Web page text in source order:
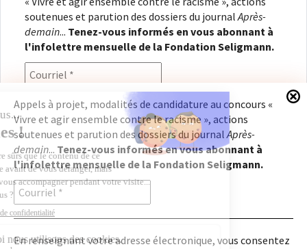
soutenues et parution des dossiers du journal Après-
demain... Tenez-vous informés en vous abonnant à
l'infolettre mensuelle de la Fondation Seligmann.
En renseignant votre adresse électronique, vous
consentez à recevoir l'infolettre de la Fondation
Seligmann, conformément à notrepolitique de
confidentialité. Il vous sera possible de vous
désabonner à tout moment.
Appels à projet, modalités de candidature au concours «
Vivre et agir ensemble contre le racisme », actions
soutenues et parution des dossiers du journalAprès-
demain... Tenez-vous informés en vous abonnant à
l'infolettre mensuelle de la Fondation Seligmann.
En renseignant votre adresse électronique, vous consentez